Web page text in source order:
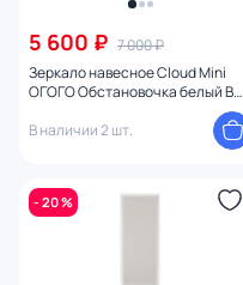
5 600 ₽ 7 000 ₽
Зеркало навесное Cloud Mini
ОГОГО Обстановочка белый BD-
В наличии 2 шт.
- 20 %
Ориентация
Материал рамы